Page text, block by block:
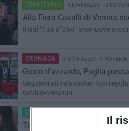
Il
TERRITORIO GIOVINAZZO - 9
Alla Fiera Cavalli di Verona
Il Gal “Fior d’Olivi” promuove
CRONACA GIOVINAZZO - 9
Gioco d’azzardo, Puglia
Sequestrati videopoker non
contravvenzioni
EVENTI E CULTURA
Time Zones per una serata